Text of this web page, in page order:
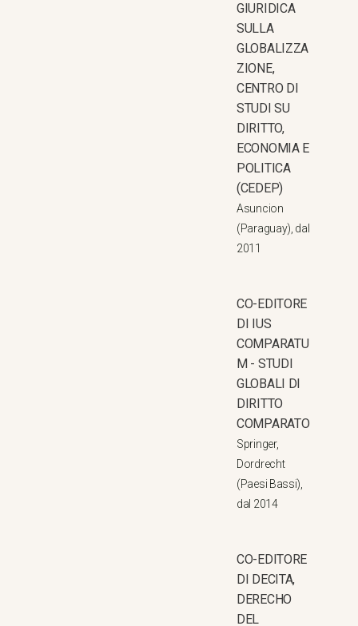
GIURIDICA
SULLA
GLOBALIZZA
ZIONE,
CENTRO DI
STUDI SU
DIRITTO,
ECONOMIA E
POLITICA
(CEDEP)
Asuncion
(Paraguay), dal
2011
CO-EDITORE
DI IUS
COMPARATU
M - STUDI
GLOBALI DI
DIRITTO
COMPARATO
Springer,
Dordrecht
(Paesi Bassi),
dal 2014
CO-EDITORE
DI DECITA,
DERECHO
DEL